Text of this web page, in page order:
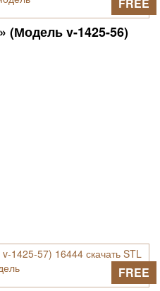
(Модель v-1425-56)
FREE